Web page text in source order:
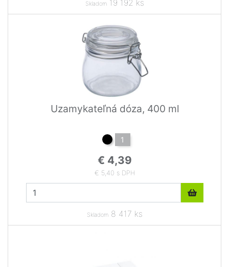
Skladom 19 192 ks
Uzamykateľná dóza, 400 ml
1
€ 4,39
€ 5,40 s DPH
Skladom 8 417 ks